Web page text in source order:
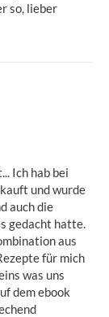
so, lieber
Ich hab bei
und wurde
auch die
gedacht hatte.
aus
für mich
was uns
dem ebook